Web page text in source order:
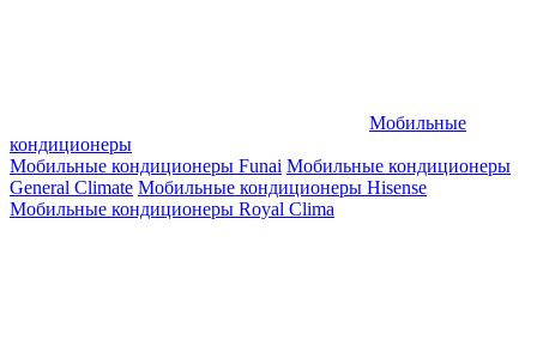
Мобильные
кондиционеры
Мобильные кондиционеры Funai Мобильные кондиционеры
General Climate Мобильные кондиционеры Hisense
Мобильные кондиционеры Royal Clima